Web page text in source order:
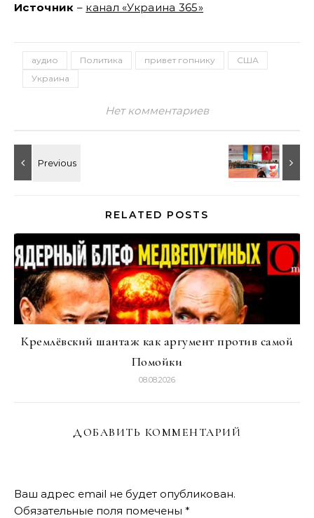
Источник – канал «Украина 365»
аудио Политика привет гопнику
США
Украина
Нет комментариев
RELATED POSTS
Кремлёвский шантаж как аргумент против самой
Помойки
08.08.2026
ДОБАВИТЬ КОММЕНТАРИЙ
Ваш адрес email не будет опубликован.
Обязательные поля помечены *